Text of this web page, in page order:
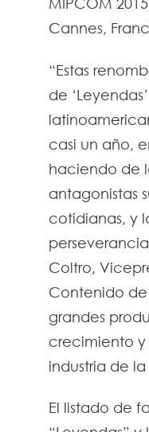
MIPCOM
Cannes,
“Estas
de
casi un año,
haciendo de
antagonistas
cotidianas, y
Coltro,
Contenido de
grandes
crecimiento y
industria de
El listado de